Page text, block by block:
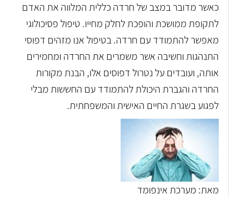
כאשר מדובר במצב של חרדה כללית המלווה את האדם
לתקופת ממושכת והופכת לחלק מחייו. טיפול פסיכולוגי
מאפשר להתמודד עם חרדה. בטיפול אנו מזהים דפוסי
התנהגות וחשיבה אשר משמרים את החרדה ומחמירים
אותה, ועובדים על נטרול דפוסים אלו, הבנת מקורות
החרדה והגברת היכולת להתמודד עם החששות מבלי
לפגוע בשגרת החיים האישית והמשפחתית.
מאת: מערכת אינפומד